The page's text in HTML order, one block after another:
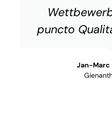
puncto
Jan-Marc